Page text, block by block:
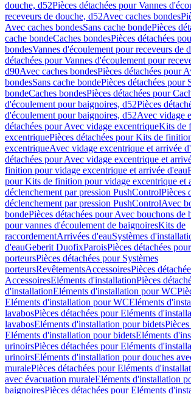
douche, d52Pièces détachées pour Vannes
receveurs de douche, d52Avec caches bondes
Avec caches bondesSans cache bondePièces
cache bondeCaches bondesPièces détachées
bondesVannes d'écoulement pour receveurs de
détachées pour Vannes d'écoulement pour
d90Avec caches bondesPièces détachées pour
bondesSans cache bondePièces détachées pour
bondeCaches bondesPièces détachées pour
d'écoulement pour baignoires, d52Pièces
d'écoulement pour baignoires, d52Avec vidage
détachées pour Avec vidage excentriqueKits de
excentriquePièces détachées pour Kits de
excentriqueAvec vidage excentrique et arrivée
détachées pour Avec vidage excentrique et
finition pour vidage excentrique et arrivée d'eau
pour Kits de finition pour vidage excentrique et
déclenchement par pression PushControlPièces
déclenchement par pression PushControlAvec
bondePièces détachées pour Avec bouchons de
pour vannes d'écoulement de baignoiresKits de
raccordementArrivées d'eauSystèmes
d'eauGeberit DuofixParoisPièces détachées
porteursPièces détachées pour Systèmes
porteursRevêtementsAccessoiresPièces
AccessoiresEléments d'installationPièces
d'installationEléments d'installation pour WC
Eléments d'installation pour WCEléments
lavabosPièces détachées pour Eléments
lavabosEléments d'installation pour bidets
Eléments d'installation pour bidetsEléments
urinoirsPièces détachées pour Eléments
urinoirsEléments d'installation pour douches
muralePièces détachées pour Eléments
avec évacuation muraleEléments d'installation
baignoiresPièces détachées pour Eléments